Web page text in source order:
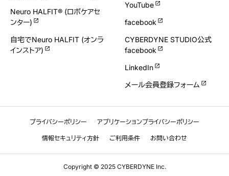
Neuro HALFIT® (ロボケアセ
ンター)
自宅でNeuro HALFIT (オンラ
インストア)
YouTube
facebook
CYBERDYNE STUDIO公式
facebook
LinkedIn
メール会員登録フォーム
プライバシーポリシー アプリケーションプライバシーポリシー
情報セキュリティ方針 ご利用条件 お問い合わせ
Copyright © 2025 CYBERDYNE Inc.